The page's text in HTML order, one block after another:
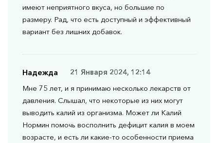
имеют неприятного вкуса, но большие по
размеру. Рад, что есть доступный и эффективный
вариант без лишних добавок.
Надежда
21 Января 2024, 12:14
Мне 75 лет, и я принимаю несколько лекарств от
давления. Слышал, что некоторые из них могут
выводить калий из организма. Может ли Калий
Нормин помочь восполнить дефицит калия в моем
возрасте, и есть ли какие-то особенности приема